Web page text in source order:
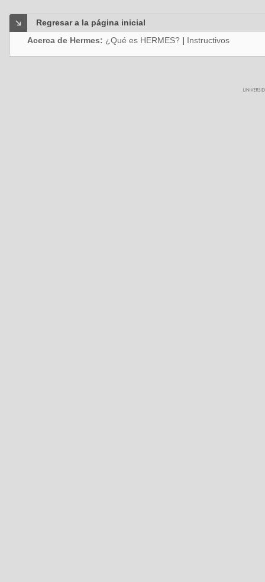
Regresar a la página inicial
Acerca de Hermes: ¿Qué es HERMES? | Instructivos